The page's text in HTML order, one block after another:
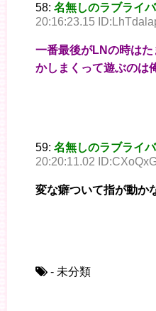
58: 名無しのラブライ
20:16:23.15
一番最後がLNの時は
かしまくって遊ぶのは
59: 名無しのラブライ
20:20:11.02
変な癖ついて指が動か
- 未分類